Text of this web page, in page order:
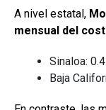
A nivel estatal,
mensual del
Sinaloa:
Baja